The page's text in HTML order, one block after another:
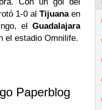
1-0 al Tijuanaen
el Guadalajara
el estadio Omnilife.